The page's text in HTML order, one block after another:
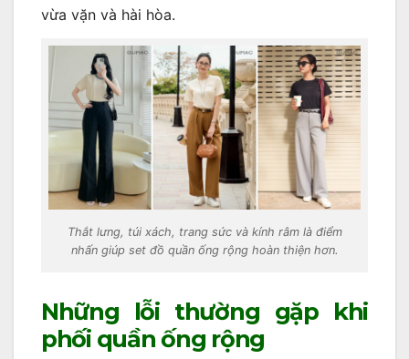
vừa vặn và hài hòa.
Thắt lưng, túi xách, trang sức và kính râm là điểm
nhấn giúp set đồ quần ống rộng hoàn thiện hơn.
Những lỗi thường gặp khi
phối quần ống rộng